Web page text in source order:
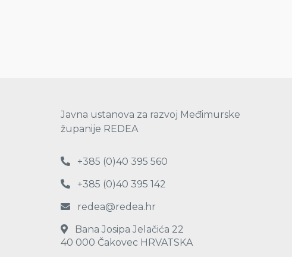
Javna ustanova za razvoj Međimurske
županije REDEA
+385 (0)40 395 560
+385 (0)40 395 142
redea@redea.hr
Bana Josipa Jelačića 22
40 000 Čakovec HRVATSKA